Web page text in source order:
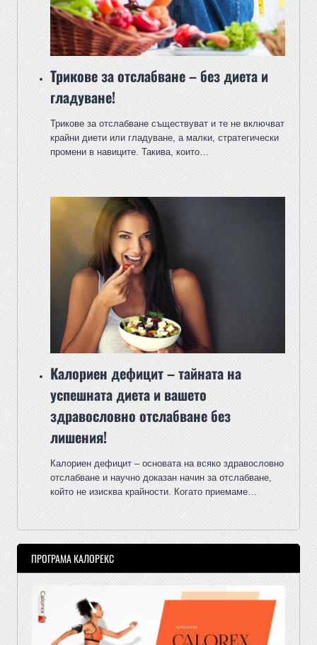
Трикове за отслабване – без диета и
гладуване!
Трикове за отслабване съществуват и те не включват
крайни диети или гладуване, а малки, стратегически
промени в навиците. Такива, които…
Калориен дефицит – тайната на
успешната диета и вашето
здравословно отслабване без
лишения!
Калориен дефицит – основата на всяко здравословно
отслабване и научно доказан начин за отслабване,
който не изисква крайности. Когато приемаме…
ПРОГРАМА КАЛОРЕКС